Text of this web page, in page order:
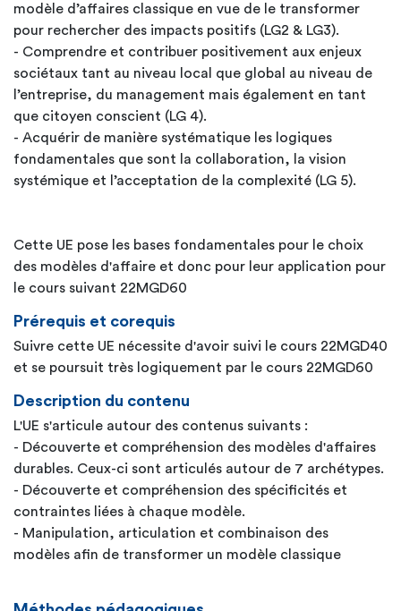
modèle d’affaires classique en vue de le transformer
pour rechercher des impacts positifs (LG2 & LG3).
- Comprendre et contribuer positivement aux enjeux
sociétaux tant au niveau local que global au niveau de
l’entreprise, du management mais également en tant
que citoyen conscient (LG 4).
- Acquérir de manière systématique les logiques
fondamentales que sont la collaboration, la vision
systémique et l’acceptation de la complexité (LG 5).
Cette UE pose les bases fondamentales pour le choix
des modèles d'affaire et donc pour leur application pour
le cours suivant 22MGD60
Prérequis et corequis
Suivre cette UE nécessite d'avoir suivi le cours 22MGD40
et se poursuit très logiquement par le cours 22MGD60
Description du contenu
L'UE s'articule autour des contenus suivants :
- Découverte et compréhension des modèles d'affaires
durables. Ceux-ci sont articulés autour de 7 archétypes.
- Découverte et compréhension des spécificités et
contraintes liées à chaque modèle.
- Manipulation, articulation et combinaison des
modèles afin de transformer un modèle classique